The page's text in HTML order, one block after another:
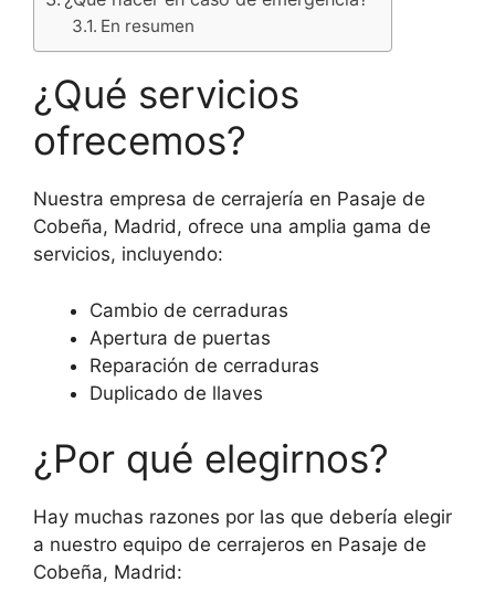
En resumen
¿Qué servicios
ofrecemos?
Nuestra empresa de cerrajería en Pasaje de
Cobeña, Madrid, ofrece una amplia gama de
servicios, incluyendo:
Cambio de cerraduras
Apertura de puertas
Reparación de cerraduras
Duplicado de llaves
¿Por qué elegirnos?
Hay muchas razones por las que debería elegir
a nuestro equipo de cerrajeros en Pasaje de
Cobeña, Madrid: